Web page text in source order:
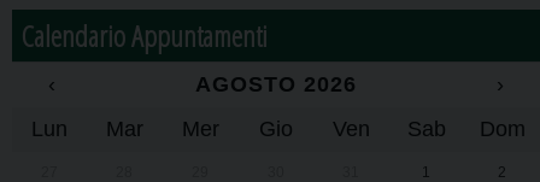
Calendario Appuntamenti
‹ AGOSTO 2026
›
Lun
Mar Mer Gio Ven Sab Dom
1 2